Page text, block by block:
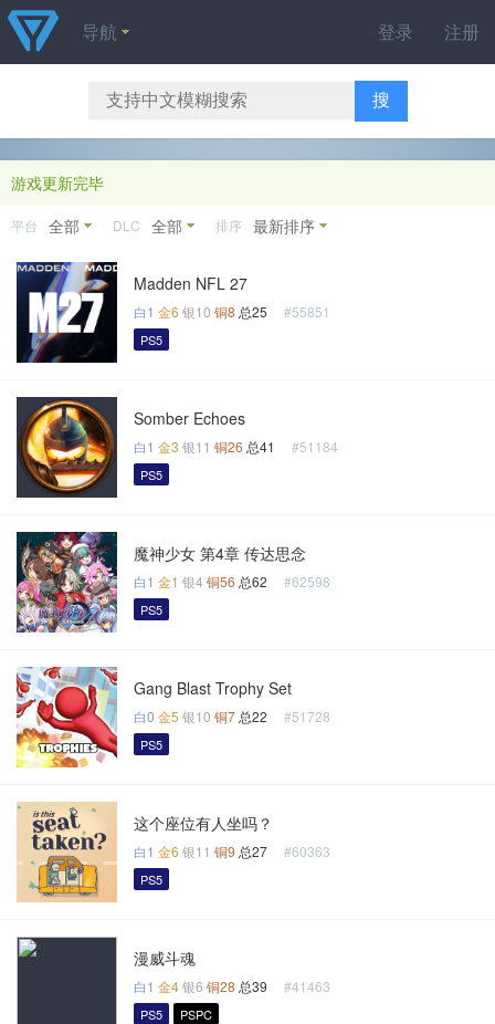
登录 注册
导航
搜
游戏更新完毕
平台 全部 DLC 全部 排序 最新排序
Madden NFL 27
白1 金6 银10 铜8 总25 #55851
PS5
Somber Echoes
白1 金3 银11 铜26 总41 #51184
PS5
魔神少女 第4章 传达思念
白1 金1 银4 铜56 总62 #62598
PS5
Gang Blast Trophy Set
白0 金5 银10 铜7 总22 #51728
PS5
这个座位有人坐吗？
白1 金6 银11 铜9 总27 #60363
PS5
漫威斗魂
白1 金4银6 铜28 总39 #41463
PS5 PSPC